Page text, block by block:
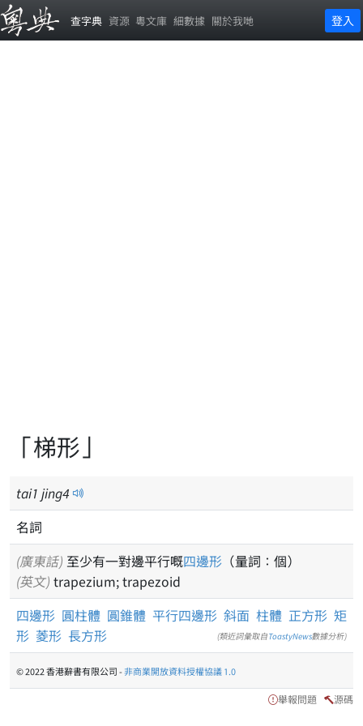
查字典 資源 粵文庫 細數據 關於我哋 登入
「梯形」
tai1 jing4
名詞
(廣東話) 至少有一對邊平行嘅四邊形 （量詞：個）
(英文) trapezium; trapezoid
四邊形 圓柱體 圓錐體 平行四邊形 斜面 柱體 正方形 矩
形 菱形 長方形 (類近詞彙取自ToastyNews數據分析)
© 2022 香港辭書有限公司 -非商業開放資料授權協議 1.0
舉報問題 源碼